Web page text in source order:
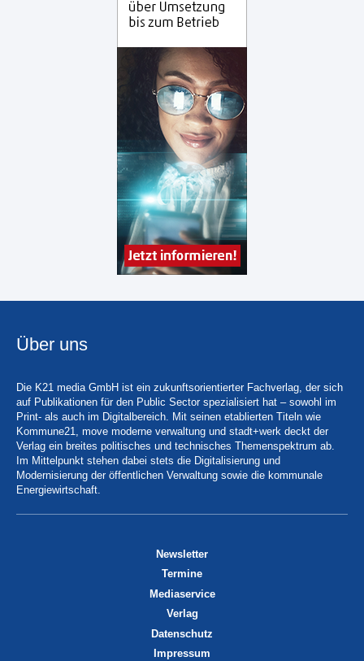
Über uns
Die K21 media GmbH ist ein zukunftsorientierter Fachverlag, der sich
auf Publikationen für den Public Sector spezialisiert hat – sowohl im
Print- als auch im Digitalbereich. Mit seinen etablierten Titeln wie
Kommune21, move moderne verwaltung und stadt+werk deckt der
Verlag ein breites politisches und technisches Themenspektrum ab.
Im Mittelpunkt stehen dabei stets die Digitalisierung und
Modernisierung der öffentlichen Verwaltung sowie die kommunale
Energiewirtschaft.
Newsletter
Termine
Mediaservice
Verlag
Datenschutz
Impressum